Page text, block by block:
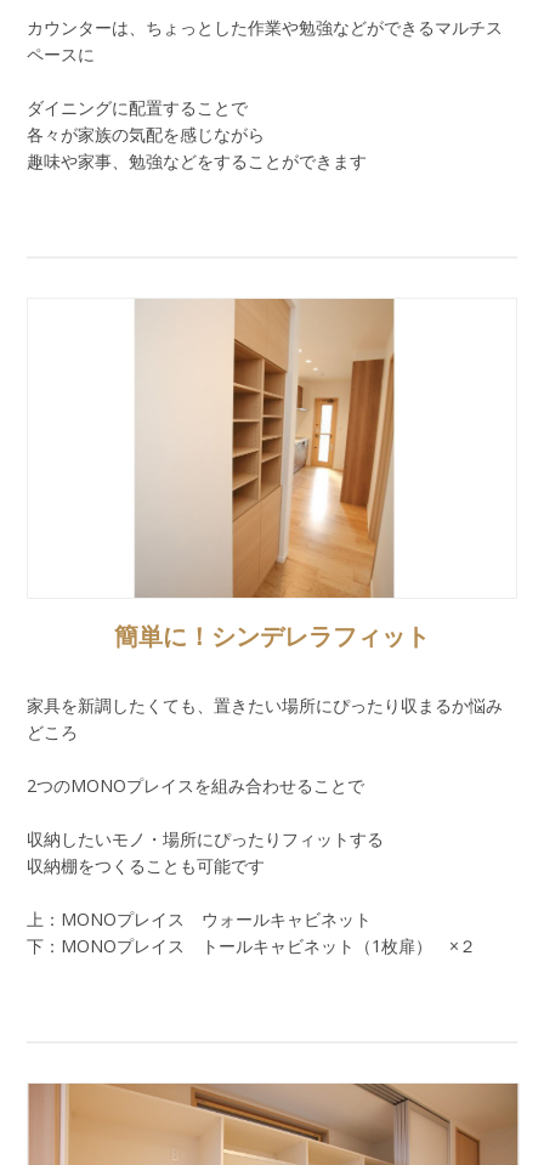
カウンターは、ちょっとした作業や勉強などができるマルチス
ペースに
ダイニングに配置することで
各々が家族の気配を感じながら
趣味や家事、勉強などをすることができます
簡単に！シンデレラフィット
家具を新調したくても、置きたい場所にぴったり収まるか悩み
どころ
2つのMONOプレイスを組み合わせることで
収納したいモノ・場所にぴったりフィットする
収納棚をつくることも可能です
上：MONOプレイス ウォールキャビネット
下：MONOプレイス トールキャビネット（1枚扉） ×２